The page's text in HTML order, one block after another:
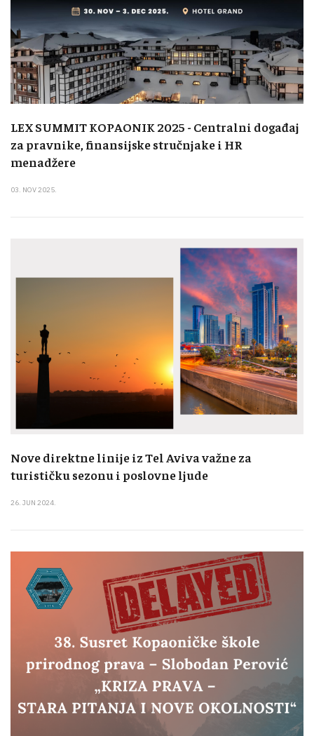
LEX SUMMIT KOPAONIK 2025 - Centralni događaj
za pravnike, finansijske stručnjake i HR
menadžere
03. NOV 2025.
Nove direktne linije iz Tel Aviva važne za
turističku sezonu i poslovne ljude
26. JUN 2024.